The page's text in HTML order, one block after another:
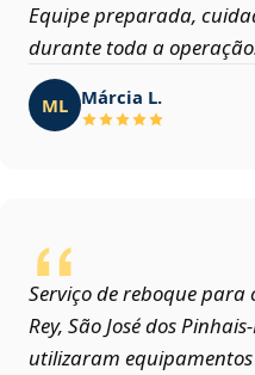
Equipe preparada,
durante toda a
ML Márcia L.
Serviço de reboque
Rey, São José dos
utilizaram